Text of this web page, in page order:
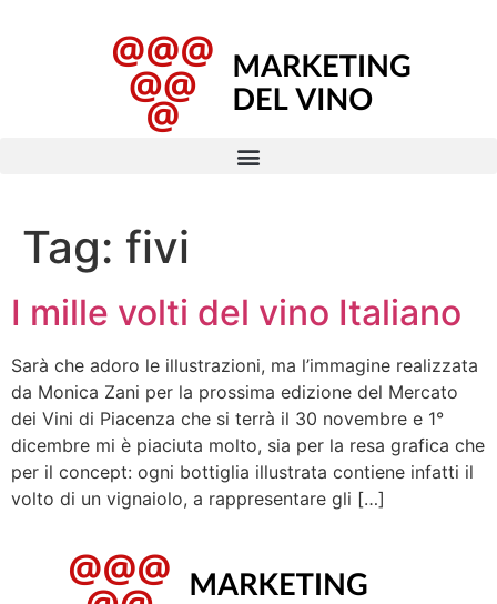
Tag: fivi
I mille volti del vino Italiano
Sarà che adoro le illustrazioni, ma l’immagine realizzata
da Monica Zani per la prossima edizione del Mercato
dei Vini di Piacenza che si terrà il 30 novembre e 1°
dicembre mi è piaciuta molto, sia per la resa grafica che
per il concept: ogni bottiglia illustrata contiene infatti il
volto di un vignaiolo, a rappresentare gli […]